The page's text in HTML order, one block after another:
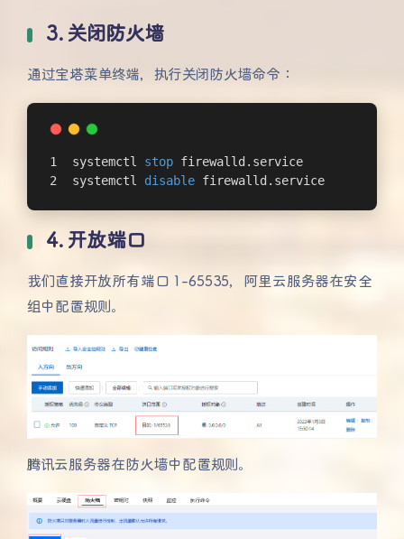
3. 关闭防火墙
通过宝塔菜单终端，执行关闭防火墙命令：
systemctl stop firewalld.service
systemctl disable firewalld.service
4. 开放端口
我们直接开放所有端口 1-65535，阿里云服务器在安全
组中配置规则。
腾讯云服务器在防火墙中配置规则。